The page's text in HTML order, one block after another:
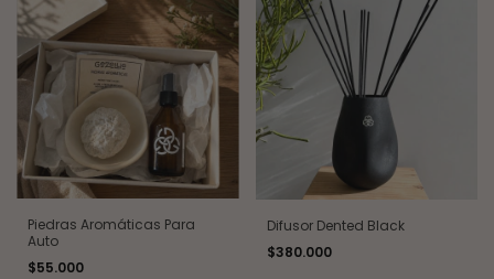
Piedras Aromáticas Para
Auto
$55.000
Difusor Dented Black
$380.000